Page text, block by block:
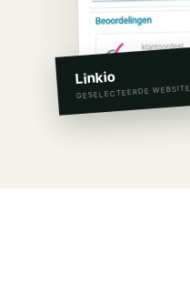
Linkio
GESELECTEERDE WEBSITE